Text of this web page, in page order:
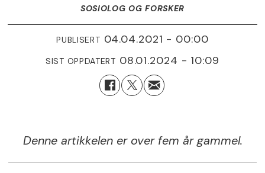
SOSIOLOG OG FORSKER
PUBLISERT 04.04.2021 - 00:00
SIST OPPDATERT 08.01.2024 - 10:09
Denne artikkelen er over fem år gammel.